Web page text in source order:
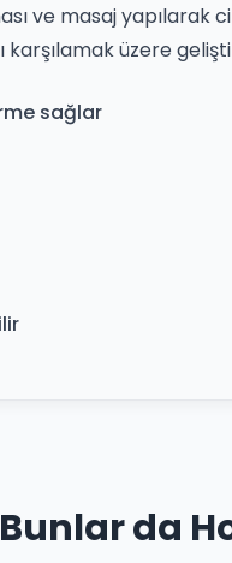
ve masaj yapılarak
karşılamak üzere
sağlar
da